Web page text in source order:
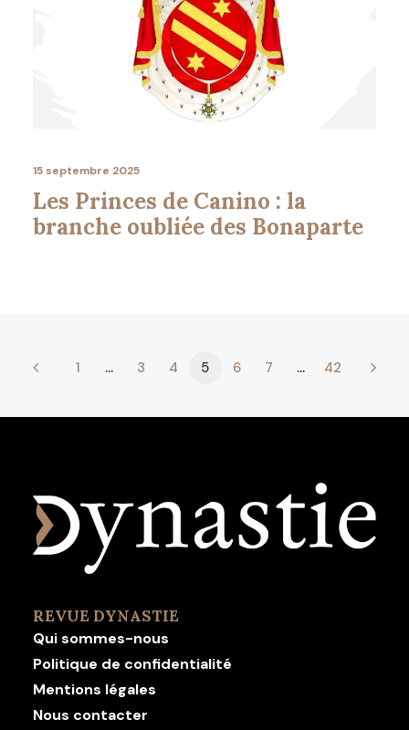
15 septembre 2025
Les Princes de Canino : la
branche oubliée des Bonaparte
1 … 3 4 5 6 7 … 42
REVUE DYNASTIE
Qui sommes-nous
Politique de confidentialité
Mentions légales
Nous contacter